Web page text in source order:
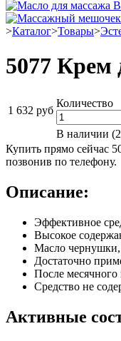
>Каталог>Товары>
5077 Крем
1 632 руб
Количество
В наличии
Купить прямо сейчас
позвонив по телефону.
Описание:
Эффективное
Высокое
Масло чернушки,
Достаточно
После месячного
Средство не
Активные